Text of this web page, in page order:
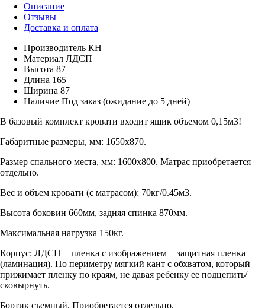
Описание
Отзывы
Доставка и оплата
Производитель КН
Материал ЛДСП
Высота 87
Длина 165
Ширина 87
Наличие Под заказ (ожидание до 5 дней)
В базовый комплект кровати входит ящик объемом 0,15м3!
Габаритные размеры, мм: 1650х870.
Размер спального места, мм: 1600х800. Матрас приобретается
отдельно.
Вес и объем кровати (с матрасом): 70кг/0.45м3.
Высота боковин 660мм, задняя спинка 870мм.
Максимальная нагрузка 150кг.
Корпус: ЛДСП + пленка с изображением + защитная пленка
(ламинация). По периметру мягкий кант с обхватом, который
прижимает пленку по краям, не давая ребенку ее подцепить/
сковырнуть.
Бортик съемный. Приобретается отдельно.